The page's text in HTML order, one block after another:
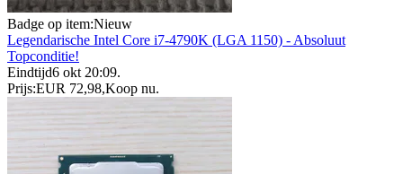
Badge op item:Nieuw
Legendarische Intel Core i7-4790K (LGA 1150) - Absoluut
Topconditie!
Eindtijd6 okt 20:09.
Prijs:EUR 72,98,Koop nu.